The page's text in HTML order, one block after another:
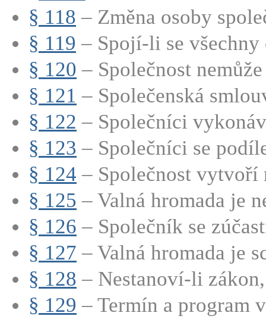
§ 118 – Změna osoby
§ 119 – Spojí-li se všechny
§ 120 – Společnost
§ 121 – Společenská
§ 122 – Společníci
§ 123 – Společníci se
§ 124 – Společnost vytvoří
§ 125 – Valná hromada je
§ 126 – Společník se
§ 127 – Valná hromada je
§ 128 – Nestanoví-li
§ 129 – Termín a program